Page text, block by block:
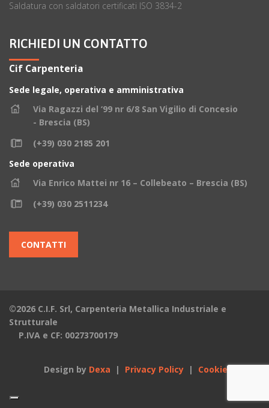
Saldatura con saldatori certificati ISO 3834-2
RICHIEDI UN CONTATTO
Cif Carpenteria
Sede legale, operativa e amministrativa
Via Ragazzi del ‘99 nr 6/8 San Vigilio di Concesio
- Brescia (BS)
(+39) 030 2185 201
Sede operativa
Via Enrico Mattei nr 16 – Collebeato – Brescia (BS)
(+39) 030 2511234
CONTATTI
©2026 C.I.F. Srl, Carpenteria Metallica Industriale e
Strutturale
P.IVA e CF: 00273700179
Design by Dexa | Privacy Policy | Cookies Policy